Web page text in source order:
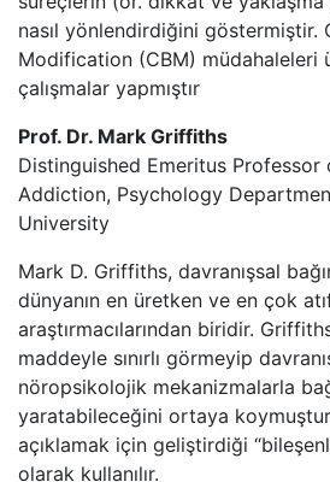
nasıl yönlendirdiğini göstermiştir.
Modification (CBM) müdahaleleri
çalışmalar yapmıştır
Prof. Dr. Mark Griffiths
Distinguished Emeritus Professor
Addiction, Psychology
University
Mark D. Griffiths, davranışsal
dünyanın en üretken ve en çok
araştırmacılarından biridir.
maddeyle sınırlı görmeyip
nöropsikolojik mekanizmalarla
yaratabileceğini ortaya koymuştur.
açıklamak için geliştirdiği
olarak kullanılır.